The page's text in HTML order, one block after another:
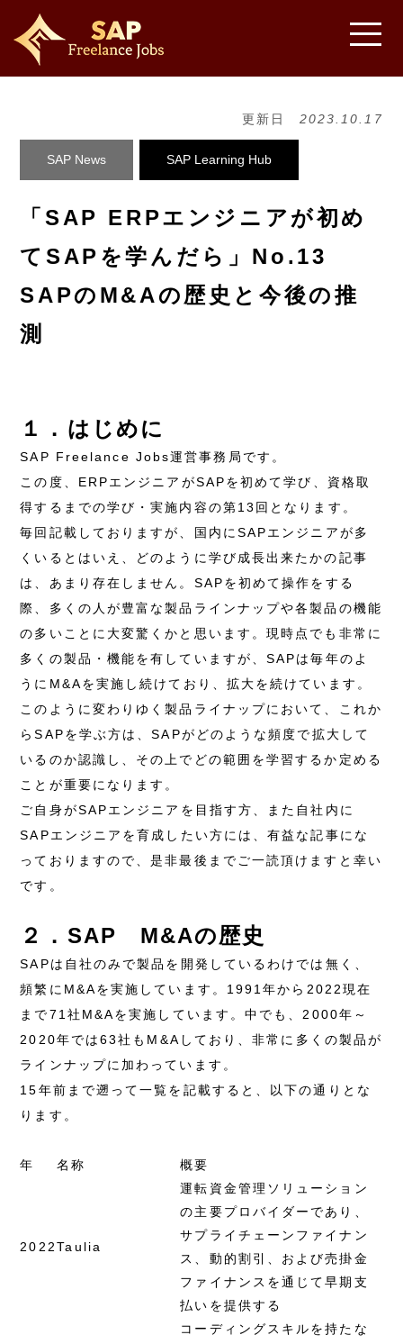
SAP News SAP Learning Hub
更新日 2023.10.17
「SAP ERPエンジニアが初め
てSAPを学んだら」No.13
SAPのM&Aの歴史と今後の推
測
１．はじめに
SAP Freelance Jobs運営事務局です。
この度、ERPエンジニアがSAPを初めて学び、資格取
得するまでの学び・実施内容の第13回となります。
毎回記載しておりますが、国内にSAPエンジニアが多
くいるとはいえ、どのように学び成長出来たかの記事
は、あまり存在しません。SAPを初めて操作をする
際、多くの人が豊富な製品ラインナップや各製品の機能
の多いことに大変驚くかと思います。現時点でも非常に
多くの製品・機能を有していますが、SAPは毎年のよ
うにM&Aを実施し続けており、拡大を続けています。
このように変わりゆく製品ライナップにおいて、これか
らSAPを学ぶ方は、SAPがどのような頻度で拡大して
いるのか認識し、その上でどの範囲を学習するか定める
ことが重要になります。
ご自身がSAPエンジニアを目指す方、また自社内に
SAPエンジニアを育成したい方には、有益な記事にな
っておりますので、是非最後までご一読頂けますと幸い
です。
２．SAP M&Aの歴史
SAPは自社のみで製品を開発しているわけでは無く、
頻繁にM&Aを実施しています。1991年から2022現在
まで71社M&Aを実施しています。中でも、2000年～
2020年では63社もM&Aしており、非常に多くの製品が
ラインナップに加わっています。
15年前まで遡って一覧を記載すると、以下の通りとな
ります。
年 名称 概要
2022 Taulia
運転資金管理ソリューション
の主要プロバイダーであり、
サプライチェーンファイナン
ス、動的割引、および売掛金
ファイナンスを通じて早期支
払いを提供する
コーディングスキルを持たな